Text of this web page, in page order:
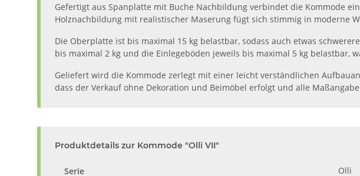
Gefertigt aus Spanplatte mit Buche Nachbildung verbindet die Kommode
Holznachbildung mit realistischer Maserung fügt sich stimmig in moderne
Die Oberplatte ist bis maximal 15 kg belastbar, sodass auch etwas
bis maximal 2 kg und die Einlegeböden jeweils bis maximal 5 kg belastbar,
Geliefert wird die Kommode zerlegt mit einer leicht verständlichen
dass der Verkauf ohne Dekoration und Beimöbel erfolgt und alle
Produktdetails zur Kommode "Olli VII"
Serie Olli